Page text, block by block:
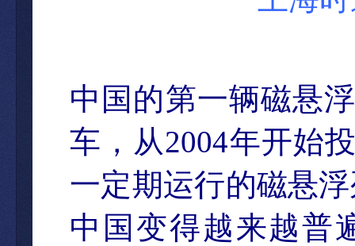
中国的第一辆磁悬
车，从2004年开始
一定期运行的磁悬
中国变得越来越普